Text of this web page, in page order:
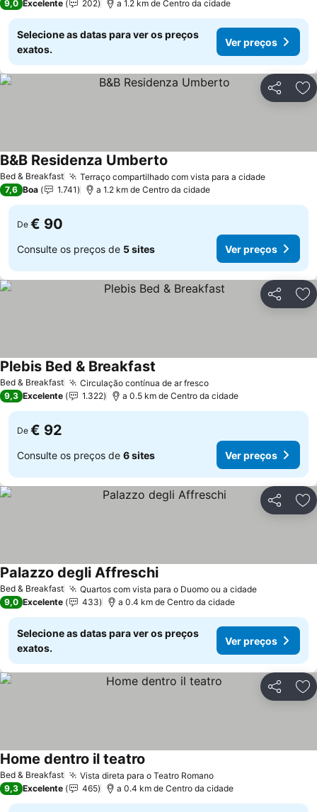
9,0 Excelente 202 a 1.2 km de Centro da cidade
Selecione as datas para ver os preços
exatos.
Ver preços
Partilhar
Bed & Breakfast Terraço compartilhado com vista para a cidadeVer
B&B Residenza Umberto
7,6 Boa 1.741 a 1.2 km de Centro da cidade
De € 90
Consulte os preços de 5 sites Ver preços
Partilhar
Bed & Breakfast Circulação contínua de ar frescoVer preços
Plebis Bed & Breakfast
9,3 Excelente 1.322 a 0.5 km de Centro da cidade
De € 92
Consulte os preços de 6 sites Ver preços
Partilhar
Bed & Breakfast Quartos com vista para o Duomo ou a cidadeVer preços
Palazzo degli AffreschiVer preços
9,0 Excelente 433 a 0.4 km de Centro da cidade
Selecione as datas para ver os preços
exatos.
Ver preços
Partilhar
Bed & Breakfast Vista direta para o Teatro RomanoVer preços
Home dentro il teatro
9,3 Excelente 465 a 0.4 km de Centro da cidade